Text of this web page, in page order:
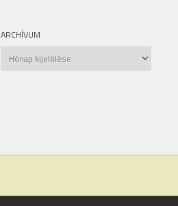
ARCHÍVUM
Archívum